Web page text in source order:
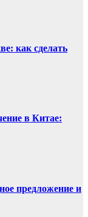
как сделать
в Китае:
предложение и